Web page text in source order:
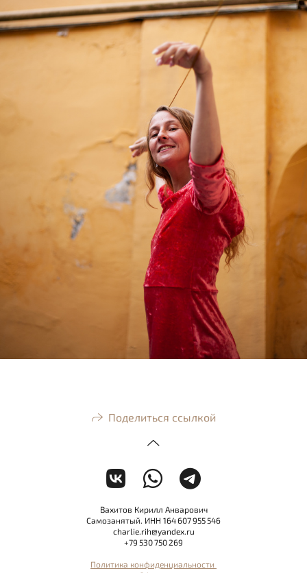
Поделиться ссылкой
Вахитов Кирилл Анварович
Самозанятый. ИНН 164 607 955 546
charlie.rih@yandex.ru
+79 530 750 269
Политика конфиденциальности